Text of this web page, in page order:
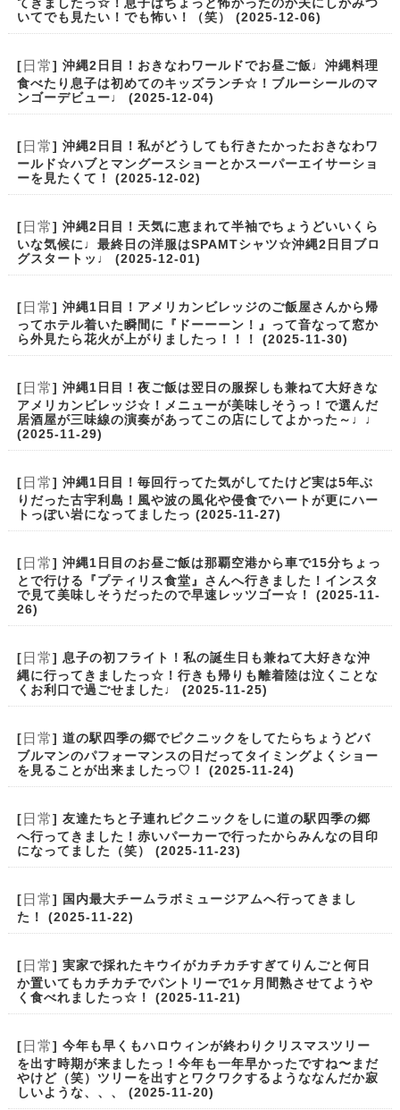
いてでも見たい！でも怖い！（笑） (2025-12-06)
[ 日常] 沖縄2日目！おきなわワールドでお昼ご飯♩沖縄料理
食べたり息子は初めてのキッズランチ☆！ブルーシールのマ
ンゴーデビュー♩ (2025-12-04)
[ 日常] 沖縄2日目！私がどうしても行きたかったおきなわワ
ールド☆ハブとマングースショーとかスーパーエイサーショ
ーを見たくて！ (2025-12-02)
[ 日常] 沖縄2日目！天気に恵まれて半袖でちょうどいいくら
いな気候に♩最終日の洋服はSPAMTシャツ☆沖縄2日目ブロ
グスタートッ♩ (2025-12-01)
[ 日常] 沖縄1日目！アメリカンビレッジのご飯屋さんから帰
ってホテル着いた瞬間に『ドーーーン！』って音なって窓か
ら外見たら花火が上がりましたっ！！！ (2025-11-30)
[ 日常] 沖縄1日目！夜ご飯は翌日の服探しも兼ねて大好きな
アメリカンビレッジ☆！メニューが美味しそうっ！で選んだ
居酒屋が三味線の演奏があってこの店にしてよかった～♩♩
(2025-11-29)
[ 日常] 沖縄1日目！毎回行ってた気がしてたけど実は5年ぶ
りだった古宇利島！風や波の風化や侵食でハートが更にハー
トっぽい岩になってましたっ (2025-11-27)
[ 日常] 沖縄1日目のお昼ご飯は那覇空港から車で15分ちょっ
とで行ける『プティリス食堂』さんへ行きました！インスタ
で見て美味しそうだったので早速レッツゴー☆！ (2025-11-
26)
[ 日常] 息子の初フライト！私の誕生日も兼ねて大好きな沖
縄に行ってきましたっ☆！行きも帰りも離着陸は泣くことな
くお利口で過ごせました♩ (2025-11-25)
[ 日常] 道の駅四季の郷でピクニックをしてたらちょうどバ
ブルマンのパフォーマンスの日だってタイミングよくショー
を見ることが出来ましたっ♡！ (2025-11-24)
[ 日常] 友達たちと子連れピクニックをしに道の駅四季の郷
へ行ってきました！赤いパーカーで行ったからみんなの目印
になってました（笑） (2025-11-23)
[ 日常] 国内最大チームラボミュージアムへ行ってきまし
た！ (2025-11-22)
[ 日常] 実家で採れたキウイがカチカチすぎてりんごと何日
か置いてもカチカチでパントリーで1ヶ月間熟させてようや
く食べれましたっ☆！ (2025-11-21)
[ 日常] 今年も早くもハロウィンが終わりクリスマスツリー
を出す時期が来ましたっ！今年も一年早かったですね〜まだ
やけど（笑）ツリーを出すとワクワクするようななんだか寂
しいような、、、 (2025-11-20)